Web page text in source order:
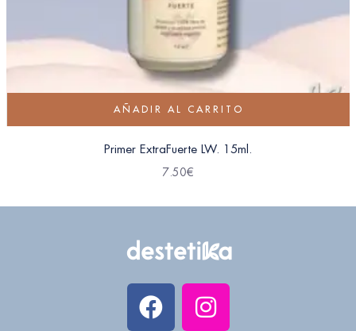
AÑADIR AL CARRITO
Primer ExtraFuerte LW. 15ml.
7.50€